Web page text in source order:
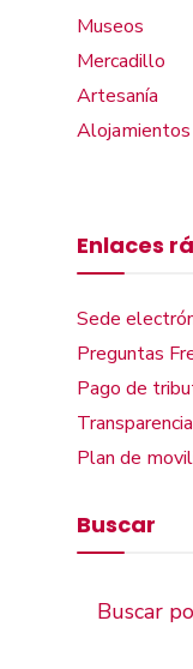
Museos
Mercadillo
Artesanía
Alojamientos
Enlaces
Sede
Preguntas
Pago de
Transparencia
Plan de
Buscar